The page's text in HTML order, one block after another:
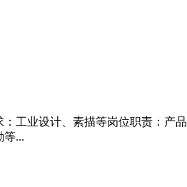
：工业设计、素描等岗位职责：产
等...